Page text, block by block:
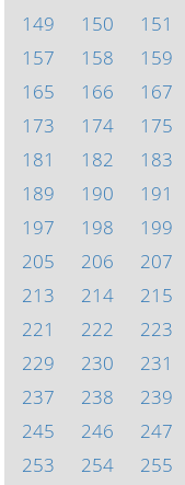
149
150 151
157
158 159
165
166 167
173
174 175
181
182 183
189
190 191
197
198 199
205
206 207
213
214 215
221
222 223
229
230 231
237
238 239
245
246 247
253
254 255